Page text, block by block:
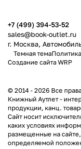
+7 (499) 394-53-52
sales@book-outlet.ru
г. Москва,
Темная тема
Создание сайтаWRP
© 2014 - 2026 Все
Книжный Аутлет -
продукции, канц.
Cайт носит
каких условиях
размещенные на
определяемой